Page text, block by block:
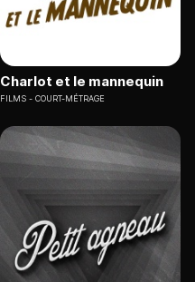
Charlot et le mannequin
FILMS COURT-MÉTRAGE